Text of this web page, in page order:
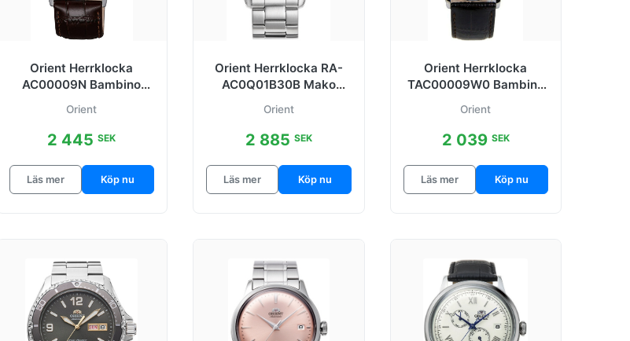
Orient Herrklocka
AC00009N Bambino
Orient
2 445SEK
Läs mer Köp nu
Orient Herrklocka RA-
AC0Q01B30B Mako
Orient
2 885 SEK
Läs mer Köp nu
Orient Herrklocka
TAC00009W0 Bambino
Vit/Läder Ø41 mm
Orient
2 039 SEK
Läs mer Köp nu